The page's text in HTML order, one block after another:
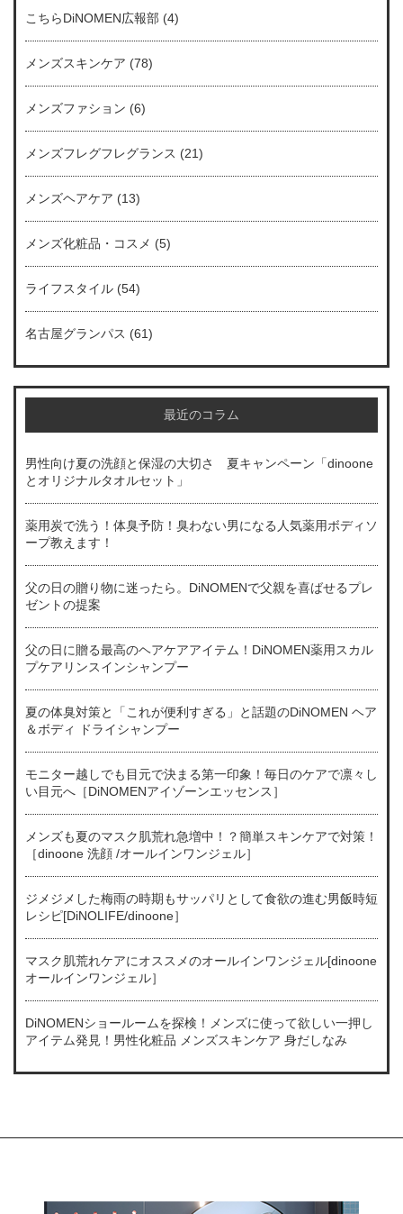
こちらDiNOMEN広報部 (4)
メンズスキンケア (78)
メンズファション (6)
メンズフレグフレグランス (21)
メンズヘアケア (13)
メンズ化粧品・コスメ (5)
ライフスタイル (54)
名古屋グランパス (61)
最近のコラム
男性向け夏の洗顔と保湿の大切さ 夏キャンペーン「dinoone
とオリジナルタオルセット」
薬用炭で洗う！体臭予防！臭わない男になる人気薬用ボディソ
ープ教えます！
父の日の贈り物に迷ったら。DiNOMENで父親を喜ばせるプレ
ゼントの提案
父の日に贈る最高のヘアケアアイテム！DiNOMEN薬用スカル
プケアリンスインシャンプー
夏の体臭対策と「これが便利すぎる」と話題のDiNOMEN ヘア
＆ボディ ドライシャンプー
モニター越しでも目元で決まる第一印象！毎日のケアで凛々し
い目元へ［DiNOMENアイゾーンエッセンス］
メンズも夏のマスク肌荒れ急増中！？簡単スキンケアで対策！
［dinoone 洗顔 /オールインワンジェル］
ジメジメした梅雨の時期もサッパリとして食欲の進む男飯時短
レシピ[DiNOLIFE/dinoone］
マスク肌荒れケアにオススメのオールインワンジェル[dinoone
オールインワンジェル］
DiNOMENショールームを探検！メンズに使って欲しい一押し
アイテム発見！男性化粧品 メンズスキンケア 身だしなみ